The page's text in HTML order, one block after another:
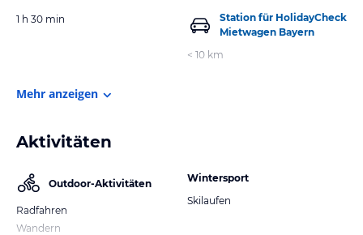
1 h 30 min
Station für HolidayCheck
Mietwagen Bayern
< 10 km
Mehr anzeigen
Aktivitäten
Outdoor-Aktivitäten
Radfahren
Wandern
Wintersport
Skilaufen